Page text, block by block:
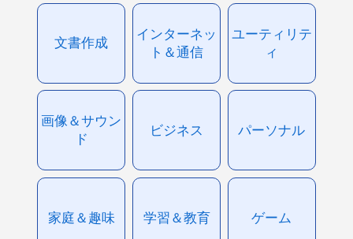
文書作成
インターネッ
ト＆通信
ユーティリテ
ィ
画像＆サウン
ド
ビジネス パーソナル
家庭＆趣味 学習＆教育 ゲーム